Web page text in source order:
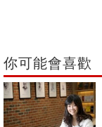
你可能會喜歡